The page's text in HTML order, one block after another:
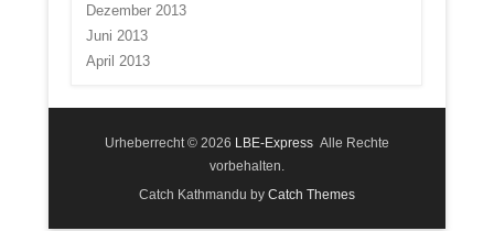
Dezember 2013
Juni 2013
April 2013
Urheberrecht © 2026 LBE-Express Alle Rechte
vorbehalten.
Catch Kathmandu by Catch Themes